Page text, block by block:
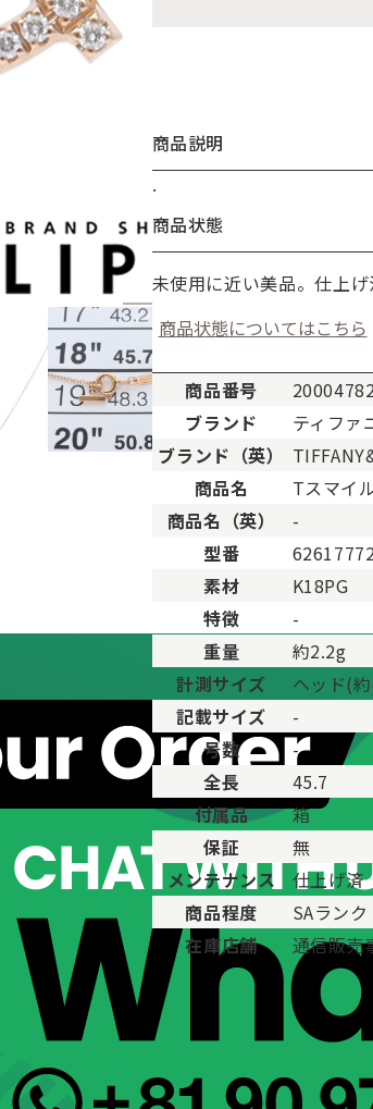
商品説明
.
商品状態
未使用に近い美品。仕上
商品状態についてはこちら
くは新品に近い状態の商品。
の良い商品。
なめで比較的状態の良い商品。
が使用に支障が無い商品。
があり、目立つ場合があります。
つ場合があります。
商品番号
ブランド
ティファ
ブランド（英）
商品名
Tスマイ
商品名（英）
-
型番
素材
K18PG
特徴
-
重量
約2.2g
計測サイズ
ヘッド(
記載サイズ
-
号数
-
全長
45.7
付属品
箱
保証
無
メンテナンス
仕上げ済
商品程度
SAランク
在庫店舗
通信販売